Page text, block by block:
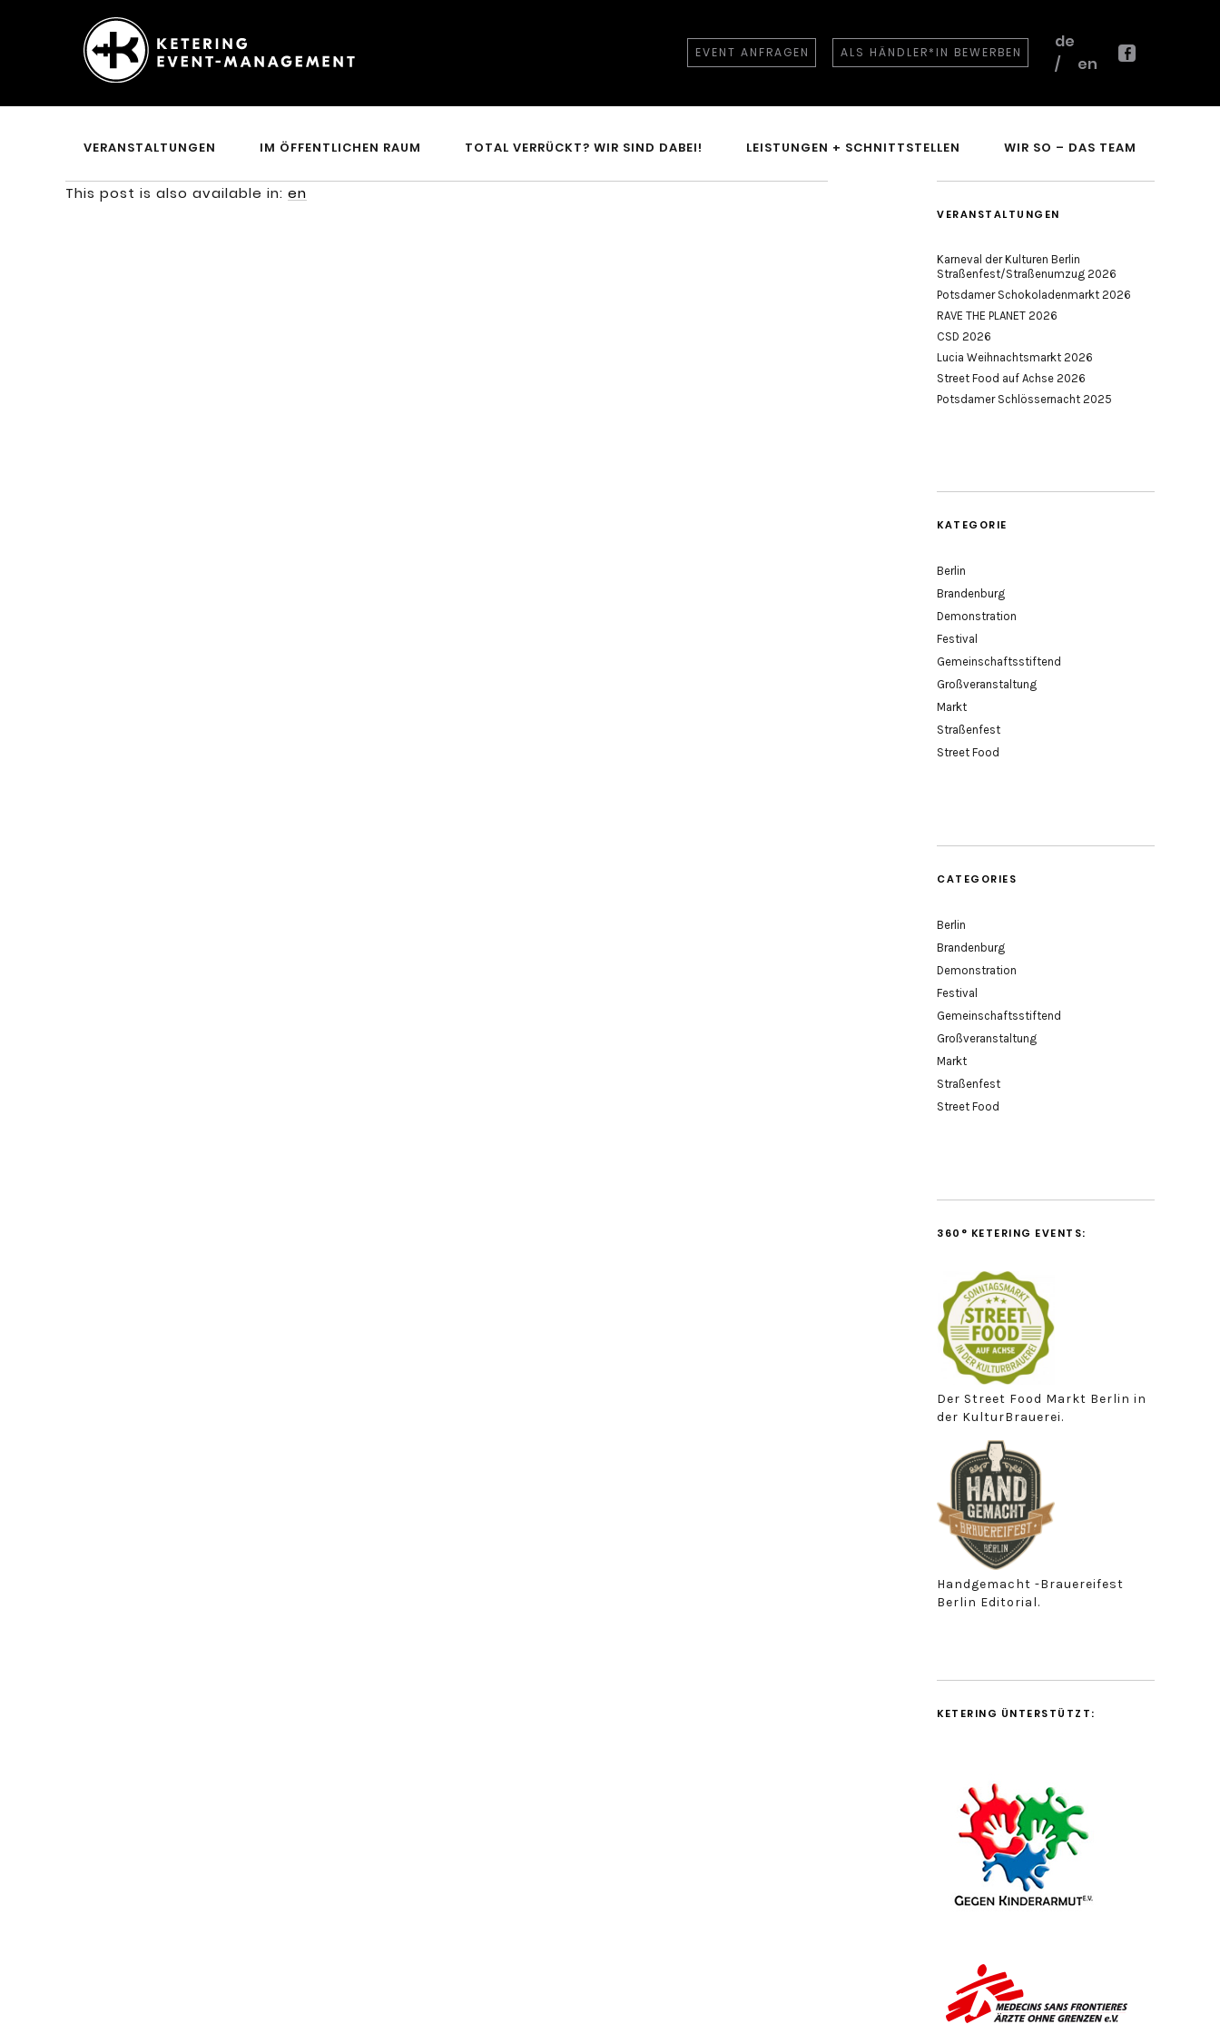
Ketering
Event-
EVENT ANFRAGEN ALS HÄNDLER*IN BEWERBEN
de
en
VERANSTALTUNGEN IM ÖFFENTLICHEN RAUM TOTAL VERRÜCKT? WIR SIND DABEI! LEISTUNGEN + SCHNITTSTELLEN WIR SO – DAS TEAM
This post is also available in: en
VERANSTALTUNGEN
Karneval der Kulturen Berlin
Straßenfest/Straßenumzug 2026
Potsdamer Schokoladenmarkt 2026
RAVE THE PLANET 2026
CSD 2026
Lucia Weihnachtsmarkt 2026
Street Food auf Achse 2026
Potsdamer Schlössernacht 2025
KATEGORIE
Berlin
Brandenburg
Demonstration
Festival
Gemeinschaftsstiftend
Großveranstaltung
Markt
Straßenfest
Street Food
CATEGORIES
Berlin
Brandenburg
Demonstration
Festival
Gemeinschaftsstiftend
Großveranstaltung
Markt
Straßenfest
Street Food
360° KETERING EVENTS:
Der Street Food Markt Berlin in
der KulturBrauerei.
Handgemacht -Brauereifest
Berlin Editorial.
KETERING ÜNTERSTÜTZT: